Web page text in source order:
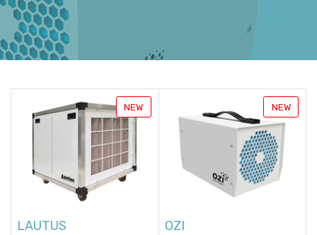
NEW
LAUTUS
NEW
OZI